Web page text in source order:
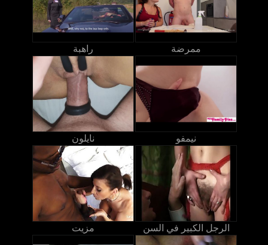
راهبة ممرضة
نايلون نيمفو
مزيت الرجل الكبير في السن